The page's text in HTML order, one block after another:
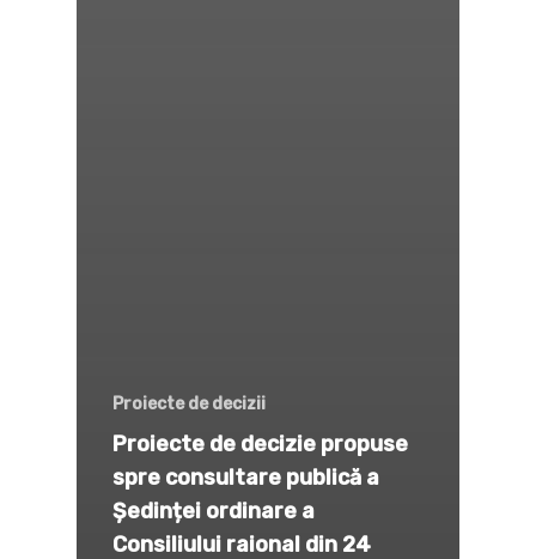
Proiecte de decizii
Proiecte de decizie propuse
spre consultare publică a
Ședinței ordinare a
Consiliului raional din 24